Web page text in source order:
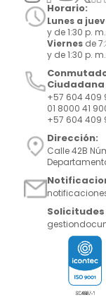
Horario:
Lunes a
y de 1:30 p.
Viernes de
y de 1:30 p.
+57 604 409
01 8000 41
+57 604 409
Dirección:
Calle 42B